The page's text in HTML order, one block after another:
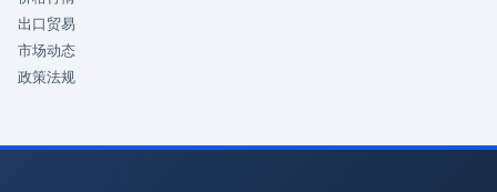
出口贸易
市场动态
政策法规